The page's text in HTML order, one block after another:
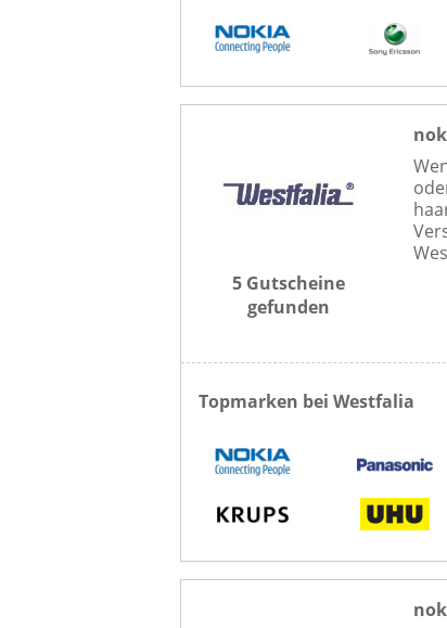
5 Gutscheine
gefunden
Topmarken bei Westfalia